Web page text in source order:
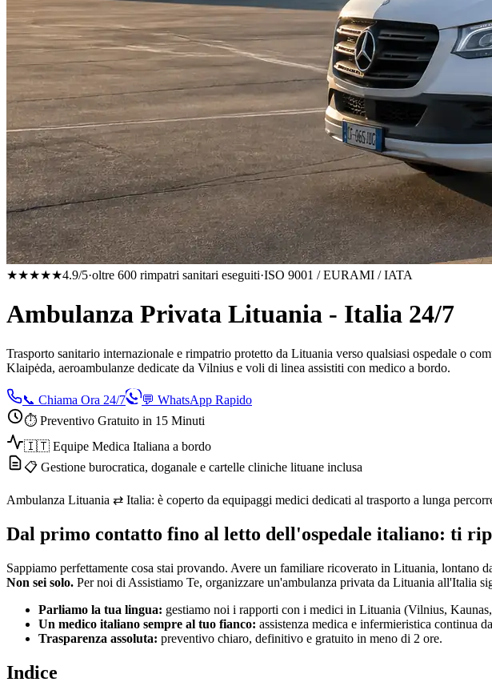
★★★★★4.9/5·oltre 600 rimpatri sanitari eseguiti·ISO 9001 / EURAMI / IATA
Ambulanza Privata Lituania - Italia 24/7
Trasporto sanitario internazionale e rimpatrio protetto da Lituania verso qualsiasi ospedale o
Klaipėda, aeroambulanze dedicate da Vilnius e voli di linea assistiti con medico a bordo.
📞 Chiama Ora 24/7
💬 WhatsApp Rapido
⏱️ Preventivo Gratuito in 15 Minuti
🇮🇹 Equipe Medica Italiana a bordo
📋 Gestione burocratica, doganale e cartelle cliniche lituane inclusa
Ambulanza Lituania ⇄ Italia: è coperto da equipaggi medici dedicati al trasporto a lunga
Dal primo contatto fino al letto dell'ospedale italiano: ti
Sappiamo perfettamente cosa stai provando. Avere un familiare ricoverato in Lituania, lontano
Non sei solo. Per noi di Assistiamo Te, organizzare un'ambulanza privata da Lituania all'Italia
Parliamo la tua lingua: gestiamo noi i rapporti con i medici in Lituania (Vilnius,
Un medico italiano sempre al tuo fianco: assistenza medica e infermieristica continua
Trasparenza assoluta: preventivo chiaro, definitivo e gratuito in meno di 2 ore.
Indice